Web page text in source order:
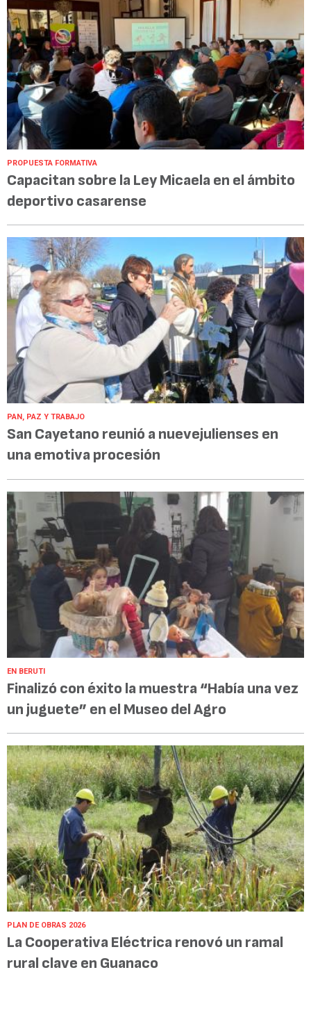
PROPUESTA FORMATIVA
Capacitan sobre la Ley Micaela en el ámbito
deportivo casarense
PAN, PAZ Y TRABAJO
San Cayetano reunió a nuevejulienses en
una emotiva procesión
EN BERUTI
Finalizó con éxito la muestra “Había una vez
un juguete” en el Museo del Agro
PLAN DE OBRAS 2026
La Cooperativa Eléctrica renovó un ramal
rural clave en Guanaco